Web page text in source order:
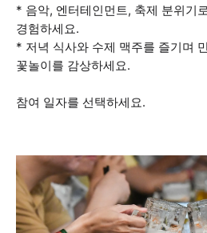
* 음악, 엔터테인먼트, 축제 분위기
경험하세요.
* 저녁 식사와 수제 맥주를 즐기며
꽃놀이를 감상하세요.
참여 일자를 선택하세요.